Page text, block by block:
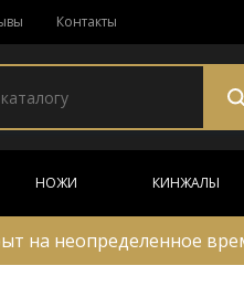
Контакты
НОЖИ КИНЖАЛЫ
на неопределенное